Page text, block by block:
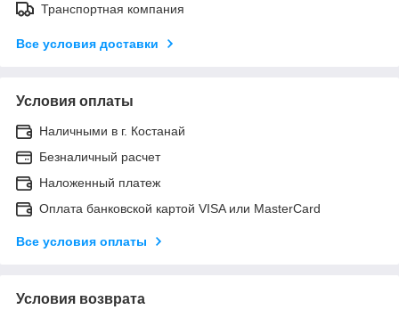
Транспортная компания
Все условия доставки
Условия оплаты
Наличными в г. Костанай
Безналичный расчет
Наложенный платеж
Оплата банковской картой VISA или MasterCard
Все условия оплаты
Условия возврата